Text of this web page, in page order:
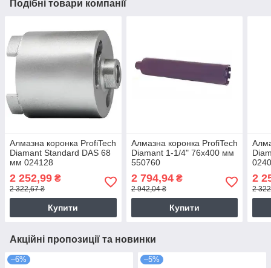
Подібні товари компанії
Алмазна коронка ProfiTech
Diamant Standard DAS 68
мм 024128
2 252,99 ₴
2 322,67 ₴
Купити
Алмазна коронка ProfiTech
Diamant 1-1/4" 76x400 мм
550760
2 794,94₴
2 942,04 ₴
Купити
2
2
Акційні пропозиції та новинки
–6% –5%